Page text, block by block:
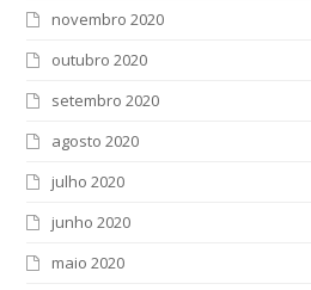
novembro 2020
outubro 2020
setembro 2020
agosto 2020
julho 2020
junho 2020
maio 2020